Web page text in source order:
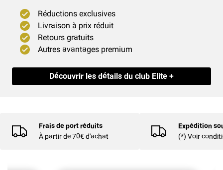
Réductions exclusives
Livraison à prix réduit
Retours gratuits
Autres avantages premium
Découvrir les détails du club Elite +
Frais de port réduits
À partir de 70€ d'achat
Expédition
(*) Voir